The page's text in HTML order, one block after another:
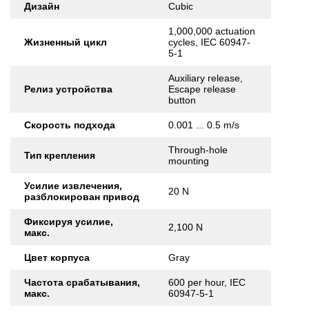
Дизайн Cubic
Жизненный цикл
1,000,000 actuation
cycles, IEC 60947-
5-1
Релиз устройства
Auxiliary release,
Escape release
button
Скорость подхода 0.001 ... 0.5 m/s
Тип крепления
Through-hole
mounting
Усилие извлечения,
разблокирован привод
20 N
Фиксируя усилие,
макс.
2,100 N
Цвет корпуса Gray
Частота срабатывания,
макс.
600 per hour, IEC
60947-5-1